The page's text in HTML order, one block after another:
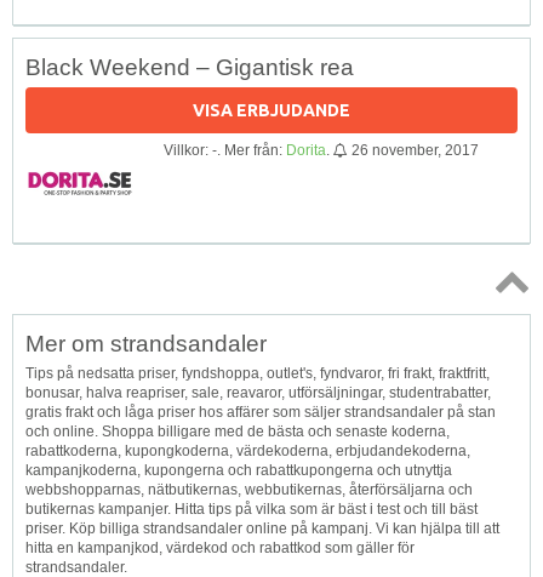
Black Weekend – Gigantisk rea
VISA ERBJUDANDE
Villkor: -. Mer från: Dorita 26 november, 2017
Topp
Mer om strandsandaler
Tips på nedsatta priser, fyndshoppa, outlet's, fyndvaror, fri frakt, fraktfritt,
bonusar, halva reapriser, sale, reavaror, utförsäljningar, studentrabatter,
gratis frakt och låga priser hos affärer som säljer strandsandaler på stan
och online. Shoppa billigare med de bästa och senaste koderna,
rabattkoderna, kupongkoderna, värdekoderna, erbjudandekoderna,
kampanjkoderna, kupongerna och rabattkupongerna och utnyttja
webbshopparnas, nätbutikernas, webbutikernas, återförsäljarna och
butikernas kampanjer. Hitta tips på vilka som är bäst i test och till bäst
priser. Köp billiga strandsandaler online på kampanj. Vi kan hjälpa till att
hitta en kampanjkod, värdekod och rabattkod som gäller för
strandsandaler.